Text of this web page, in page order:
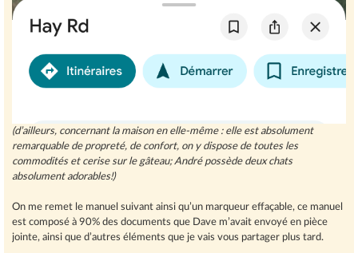
(d’ailleurs, concernant la maison en elle-même : elle est absolument
remarquable de propreté, de confort, on y dispose de toutes les
commodités et cerise sur le gâteau; André possède deux chats
absolument adorables!)
On me remet le manuel suivant ainsi qu’un marqueur effaçable, ce manuel
est composé à 90% des documents que Dave m’avait envoyé en pièce
jointe, ainsi que d’autres éléments que je vais vous partager plus tard.